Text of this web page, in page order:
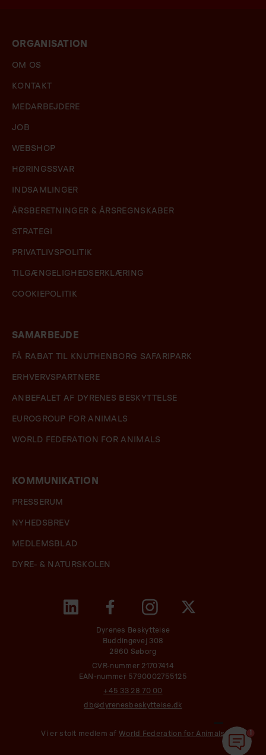
ORGANISATION
OM OS
KONTAKT
MEDARBEJDERE
JOB
WEBSHOP
HØRINGSSVAR
INDSAMLINGER
ÅRSBERETNINGER & ÅRSREGNSKABER
STRATEGI
PRIVATLIVSPOLITIK
TILGÆNGELIGHEDSERKLÆRING
COOKIEPOLITIK
SAMARBEJDE
FÅ RABAT TIL KNUTHENBORG SAFARIPARK
ERHVERVSPARTNERE
ANBEFALET AF DYRENES BESKYTTELSE
EUROGROUP FOR ANIMALS
WORLD FEDERATION FOR ANIMALS
KOMMUNIKATION
PRESSERUM
NYHEDSBREV
MEDLEMSBLAD
DYRE- & NATURSKOLEN
Dyrenes Beskyttelse
Buddingevej 308
2860 Søborg
CVR-nummer 21707414
EAN-nummer 5790002755125
+45 33 28 70 00
db@dyrenesbeskyttelse.dk
Vi er stolt medlem afWorld Federation for Animals 1